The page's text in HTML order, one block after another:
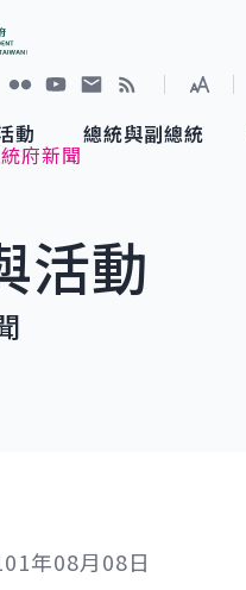
展開
動 總統與副總統
府新聞
活動
年08月08日